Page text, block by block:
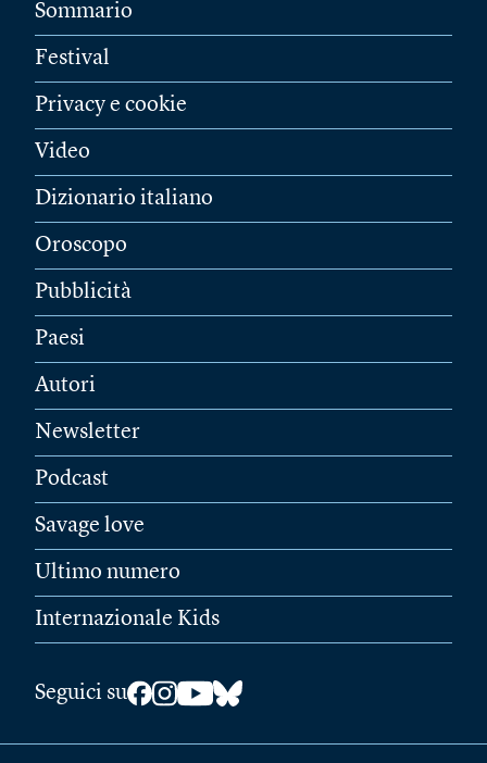
Sommario
Festival
Privacy e cookie
Video
Dizionario italiano
Oroscopo
Pubblicità
Paesi
Autori
Newsletter
Podcast
Savage love
Ultimo numero
Internazionale Kids
Seguici su